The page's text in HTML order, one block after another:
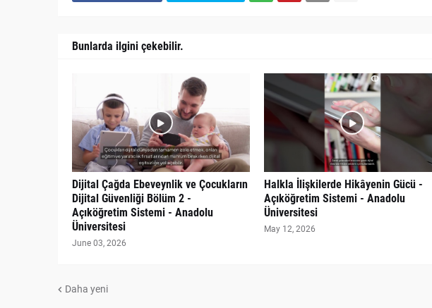
Bunlarda ilgini çekebilir.
Dijital Çağda Ebeveynlik ve Çocukların
Dijital Güvenliği Bölüm 2 -
Açıköğretim Sistemi - Anadolu
Üniversitesi
June 03, 2026
Halkla İlişkilerde Hikâyenin Gücü -
Açıköğretim Sistemi - Anadolu
Üniversitesi
May 12, 2026
Daha yeni